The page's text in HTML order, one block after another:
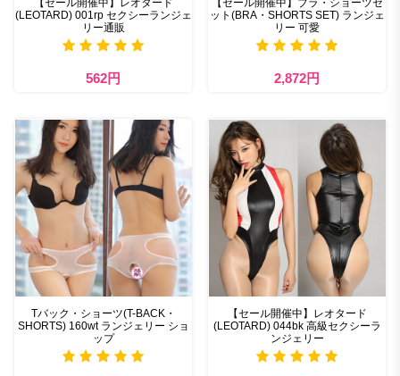
【セール開催中】レオタード
(LEOTARD) 001rp セクシーランジェ
リー通販
562円
【セール開催中】ブラ・ショーツセ
ット(BRA・SHORTS SET) ランジェ
リー 可愛
2,872円
Tバック・ショーツ(T-BACK・
SHORTS) 160wt ランジェリー ショ
ップ
【セール開催中】レオタード
(LEOTARD) 044bk 高級セクシーラ
ンジェリー